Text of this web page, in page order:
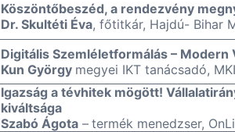
Köszöntőbeszéd, a rendezvény
Dr. Skultéti Éva, főtitkár, Hajdú- Bihar
Digitális Szemléletformálás – Modern
Kun György megyei IKT tanácsadó,
Igazság a tévhitek mögött!
kiváltsága
Szabó Ágota – termék menedzser,